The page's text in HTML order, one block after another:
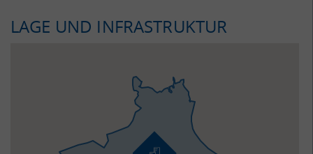
LAGE UND INFRASTRUKTUR